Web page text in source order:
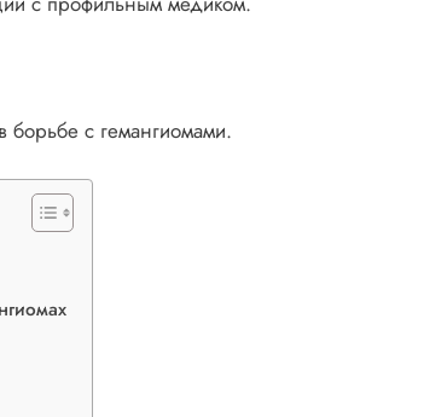
борьбе с гемангиомами.